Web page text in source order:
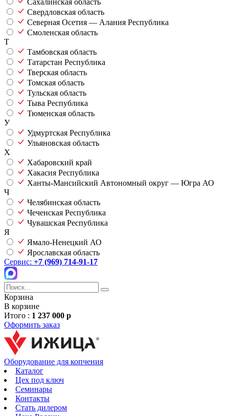
Сахалинская область
Свердловская область
Северная Осетия — Алания Республика
Смоленская область
Т
Тамбовская область
Татарстан Республика
Тверская область
Томская область
Тульская область
Тыва Республика
Тюменская область
У
Удмуртская Республика
Ульяновская область
Х
Хабаровский край
Хакасия Республика
Ханты-Мансийский Автономный округ — Югра АО
Ч
Челябинская область
Чеченская Республика
Чувашская Республика
Я
Ямало-Ненецкий АО
Ярославская область
Сервис: +7 (969) 714-91-17
Корзина
В корзине
Итого : 1 237 000 р
Оформить заказ
Оборудование для копчения
Каталог
Цех под ключ
Семинары
Контакты
Стать дилером